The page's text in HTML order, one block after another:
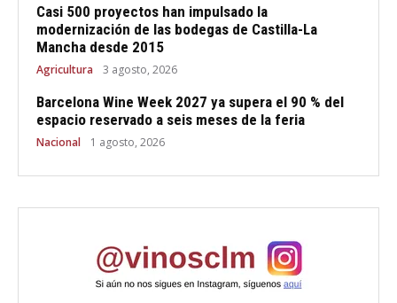
Casi 500 proyectos han impulsado la
modernización de las bodegas de Castilla-La
Mancha desde 2015
Agricultura 3 agosto, 2026
Barcelona Wine Week 2027 ya supera el 90 % del
espacio reservado a seis meses de la feria
Nacional 1 agosto, 2026